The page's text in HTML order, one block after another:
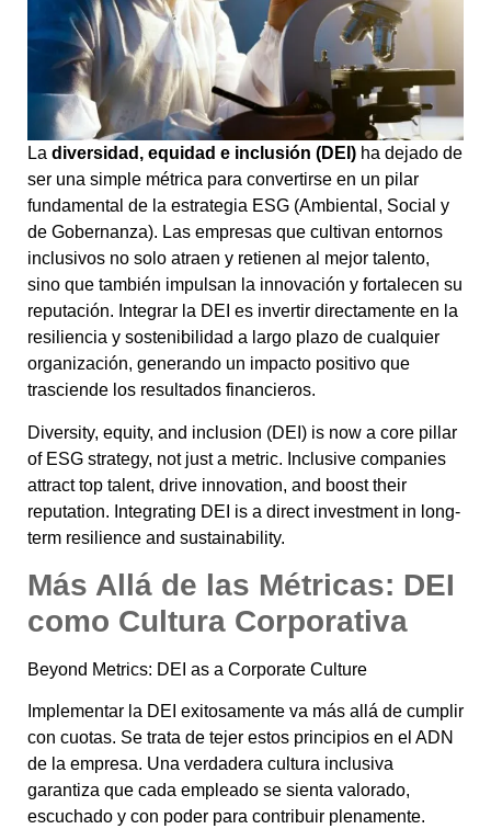
La diversidad, equidad e inclusión (DEI) ha dejado de
ser una simple métrica para convertirse en un pilar
fundamental de la estrategia ESG (Ambiental, Social y
de Gobernanza). Las empresas que cultivan entornos
inclusivos no solo atraen y retienen al mejor talento,
sino que también impulsan la innovación y fortalecen su
reputación. Integrar la DEI es invertir directamente en la
resiliencia y sostenibilidad a largo plazo de cualquier
organización, generando un impacto positivo que
trasciende los resultados financieros.
Diversity, equity, and inclusion (DEI) is now a core pillar
of ESG strategy, not just a metric. Inclusive companies
attract top talent, drive innovation, and boost their
reputation. Integrating DEI is a direct investment in long-
term resilience and sustainability.
Más Allá de las Métricas: DEI
como Cultura Corporativa
Beyond Metrics: DEI as a Corporate Culture
Implementar la DEI exitosamente va más allá de cumplir
con cuotas. Se trata de tejer estos principios en el ADN
de la empresa. Una verdadera cultura inclusiva
garantiza que cada empleado se sienta valorado,
escuchado y con poder para contribuir plenamente.